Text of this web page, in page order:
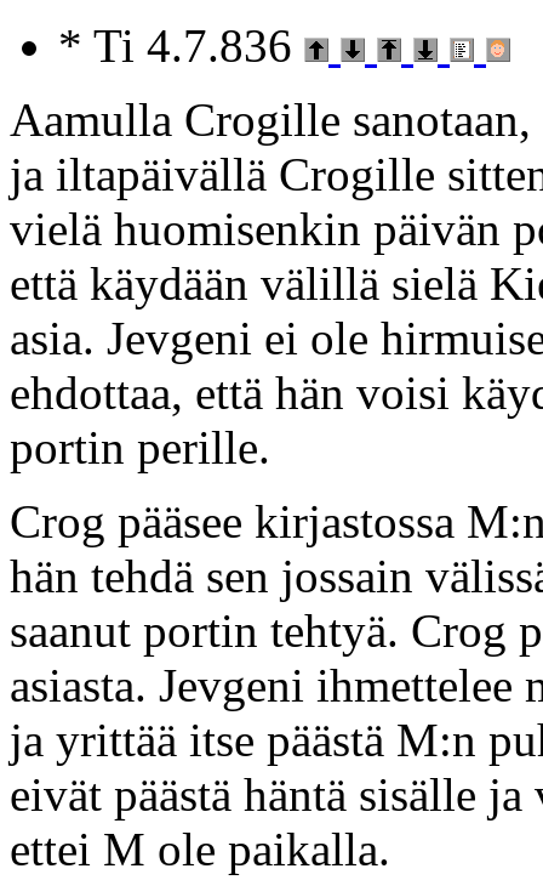
* Ti 4.7.836
Aamulla Crogille
ja iltapäivällä Crogille
vielä huomisenkin päivän
että käydään välillä sielä
asia. Jevgeni ei ole
ehdottaa, että hän voisi
portin perille.
Crog pääsee kirjastossa
hän tehdä sen jossain
saanut portin tehtyä. Crog
asiasta. Jevgeni
ja yrittää itse päästä M:n
eivät päästä häntä sisälle
ettei M ole paikalla.